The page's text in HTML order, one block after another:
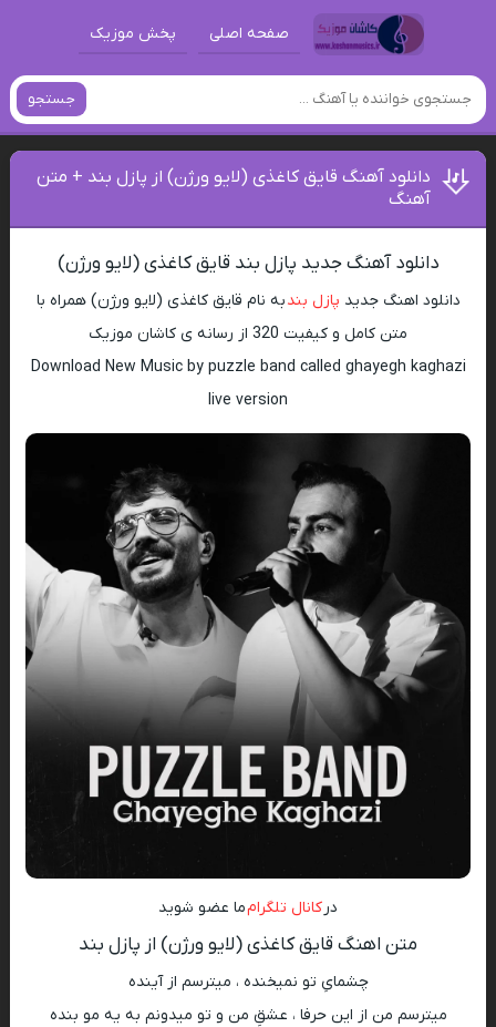
صفحه اصلی پخش موزیک
جستجو
دانلود آهنگ قایق کاغذی (لایو ورژن) از پازل بند + متن
آهنگ
دانلود آهنگ جدید پازل بند قایق کاغذی (لایو ورژن)
دانلود اهنگ جدید پازل بندبه نام قایق کاغذی (لایو ورژن) همراه با
متن کامل و کیفیت 320 از رسانه ی کاشان موزیک
Download New Music by puzzle band called ghayegh kaghazi
live version
در کانال تلگرامما عضو شوید
متن اهنگ قایق کاغذی (لایو ورژن) از پازل بند
چشمایِ تو نمیخنده ، میترسم از آینده
میترسم من از این حرفا ، عشقِ من و تو میدونم به یه مو بنده